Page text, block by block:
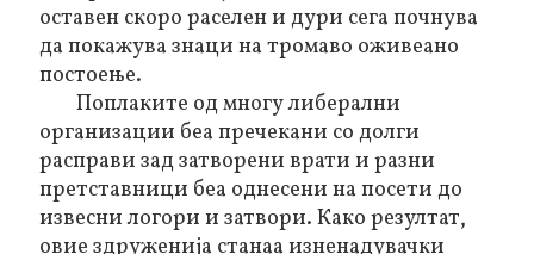
оставен скоро раселен и дури сега почнува
да покажува знаци на тромаво оживеано
постоење.
Поплаките од многу либерални
организации беа пречекани со долги
расправи зад затворени врати и разни
претставници беа однесени на посети до
извесни логори и затвори. Како резултат,
овие здруженија станаа изненадувачки